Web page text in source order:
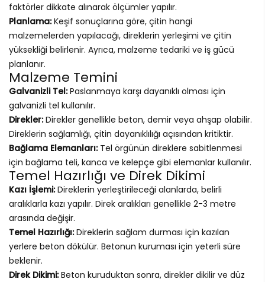
faktörler dikkate alınarak ölçümler yapılır.
Planlama:Keşif sonuçlarına göre, çitin hangi
malzemelerden yapılacağı, direklerin yerleşimi ve çitin
yüksekliği belirlenir. Ayrıca, malzeme tedariki ve iş gücü
planlanır.
Malzeme Temini
Galvanizli Tel:Paslanmaya karşı dayanıklı olması için
galvanizli tel kullanılır.
Direkler:Direkler genellikle beton, demir veya ahşap olabilir.
Direklerin sağlamlığı, çitin dayanıklılığı açısından kritiktir.
Bağlama Elemanları:Tel örgünün direklere sabitlenmesi
için bağlama teli, kanca ve kelepçe gibi elemanlar kullanılır.
Temel Hazırlığı ve Direk Dikimi
Kazı İşlemi:Direklerin yerleştirileceği alanlarda, belirli
aralıklarla kazı yapılır. Direk aralıkları genellikle 2-3 metre
arasında değişir.
Temel Hazırlığı:Direklerin sağlam durması için kazılan
yerlere beton dökülür. Betonun kuruması için yeterli süre
beklenir.
Direk Dikimi:Beton kuruduktan sonra, direkler dikilir ve düz